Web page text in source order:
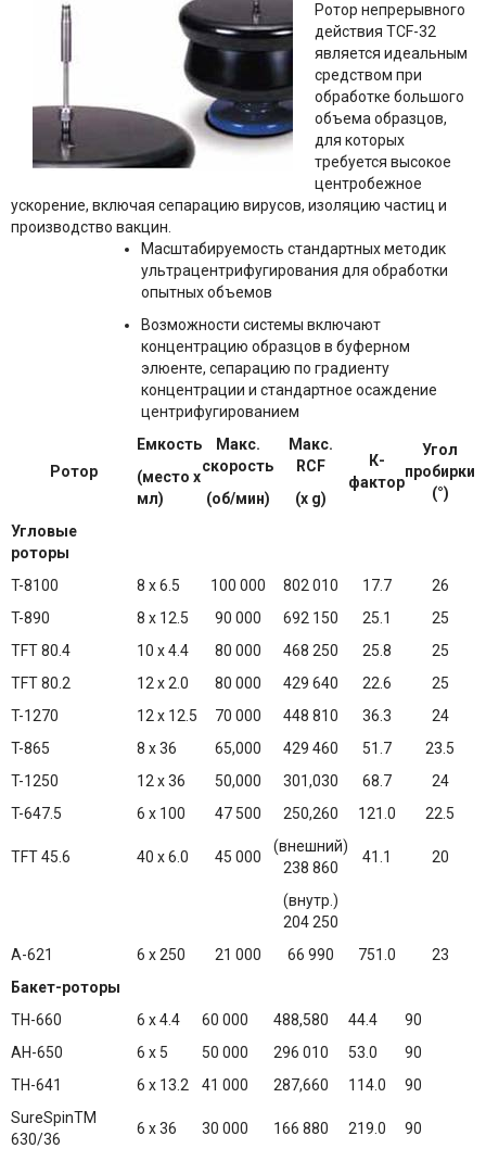
Ротор непрерывного
действия TCF-32
является идеальным
средством при
обработке большого
объема образцов,
для которых
требуется высокое
центробежное
ускорение, включая сепарацию вирусов, изоляцию частиц и
производство вакцин.
Масштабируемость стандартных методик
ультрацентрифугирования для обработки
опытных объемов
Возможности системы включают
концентрацию образцов в буферном
элюенте, сепарацию по градиенту
концентрации и стандартное осаждение
центрифугированием
Ротор
Емкость
(место x
мл)
Макс.
скорость
(об/мин)
Макс.
RCF
(x g)
К-
фактор
Угол
пробирки
(°)
Угловые
роторы
T-8100
8 x 6.5 100 000 802 010 17.7
26
T-890
8 x 12.5 90 000 692 150 25.1
25
TFT 80.4
10 x 4.4 80 000 468 250 25.8
25
TFT 80.2
12 x 2.0 80 000 429 640 22.6
25
T-1270
12 x 12.5 70 000 448 810 36.3
24
T-865
8 x 36 65,000 429 460 51.7
23.5
T-1250
12 x 36 50,000 301,030 68.7
24
T-647.5
6 x 100 47 500 250,260 121.0 22.5
TFT 45.6 40 x 6.0 45 000
(внешний)
238 860
41.1 20
(внутр.)
204 250
A-621
6 x 250 21 000 66 990 751.0
23
Бакет-роторы
TH-660
6 x 4.4 60 000 488,580 44.4
90
AH-650
6 x 5 50 000 296 010 53.0
90
TH-641
6 x 13.2 41 000 287,660 114.0
90
SureSpinTM
630/36
6 x 36 30 000 166 880 219.0 90